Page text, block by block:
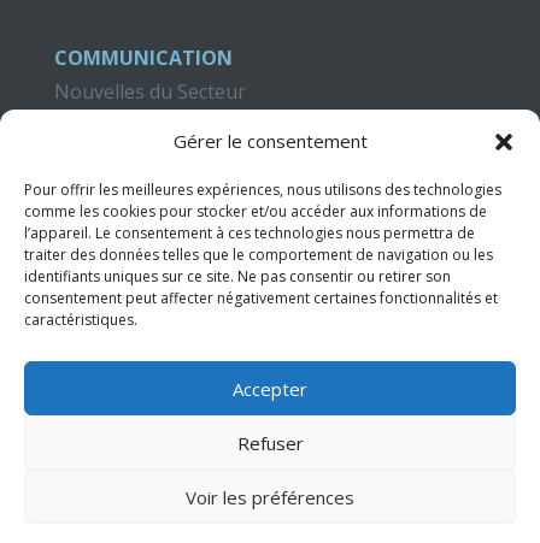
Gérer le consentement
Pour offrir les meilleures expériences, nous utilisons des technologies
comme les cookies pour stocker et/ou accéder aux informations de
l’appareil. Le consentement à ces technologies nous permettra de
traiter des données telles que le comportement de navigation ou les
identifiants uniques sur ce site. Ne pas consentir ou retirer son
consentement peut affecter négativement certaines fonctionnalités et
caractéristiques.
Accepter
Refuser
Voir les préférences
COMMUNICATION
Nouvelles du Secteur
CAMPUS CRITERIA
Formation
Publications
Didacticiels Vidéo
CONTACT